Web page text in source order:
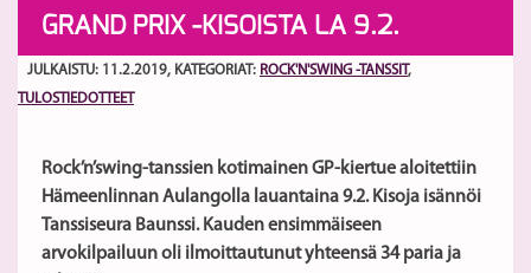
GRAND PRIX -KISOISTA LA 9.2.
JULKAISTU: 11.2.2019, KATEGORIAT: ROCK'N'SWING -TANSSIT ,
TULOSTIEDOTTEET
Rock’n’swing-tanssien kotimainen GP-kiertue aloitettiin
Hämeenlinnan Aulangolla lauantaina 9.2. Kisoja isännöi
Tanssiseura Baunssi. Kauden ensimmäiseen
arvokilpailuun oli ilmoittautunut yhteensä 34 paria ja